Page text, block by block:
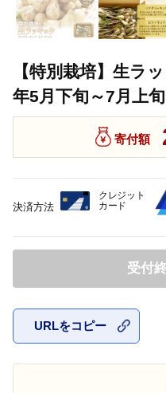
【特別栽培】生ラ
年5月下旬～7月上
寄付額
受付
URLをコピー
決済方法
クレジット
カード